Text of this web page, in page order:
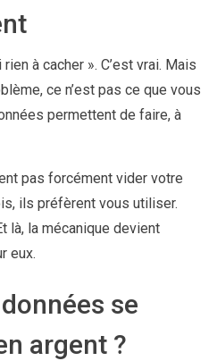
à cacher ». C’est vrai. Mais
ce n’est pas ce que vous
permettent de faire, à
pas forcément vider votre
ils préfèrent vous utiliser.
là, la mécanique devient
eux.
se
argent ?